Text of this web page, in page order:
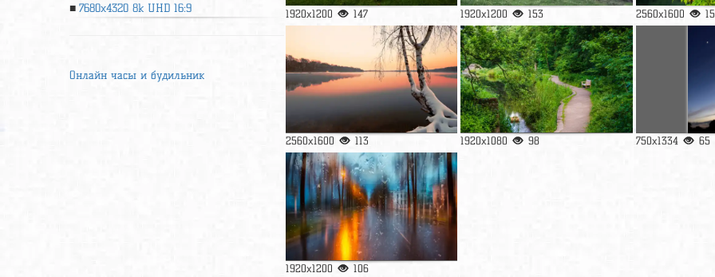
7680x4320 8k UHD 16:9
Онлайн часы и будильник
1920x1200 147 1920x1200 153 2560x1600
2560x1600 113 1920x1080 98 750x1334 65
1920x1200 106